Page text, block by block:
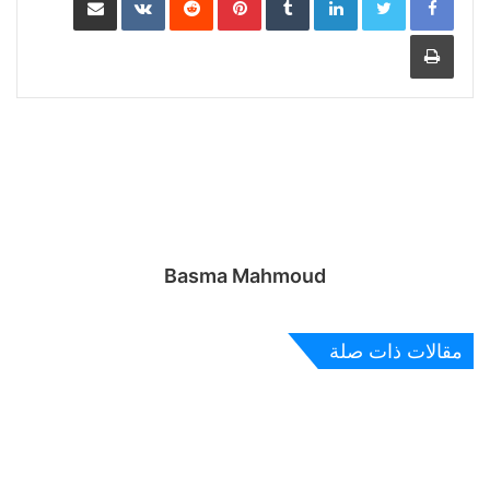
طباعة
Basma Mahmoud
مقالات ذات صلة